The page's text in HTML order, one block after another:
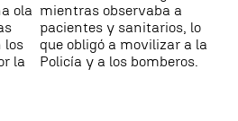
ola
los
la
mientras observaba a
pacientes y sanitarios, lo
que obligó a movilizar a la
Policía y a los bomberos.